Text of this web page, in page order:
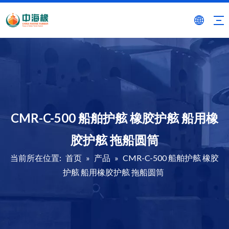
CMR-C-500 船舶护舷 橡胶护舷 船用橡
胶护舷 拖船圆筒
当前所在位置: 首页 » 产品 » CMR-C-500 船舶护舷 橡胶
护舷 船用橡胶护舷 拖船圆筒